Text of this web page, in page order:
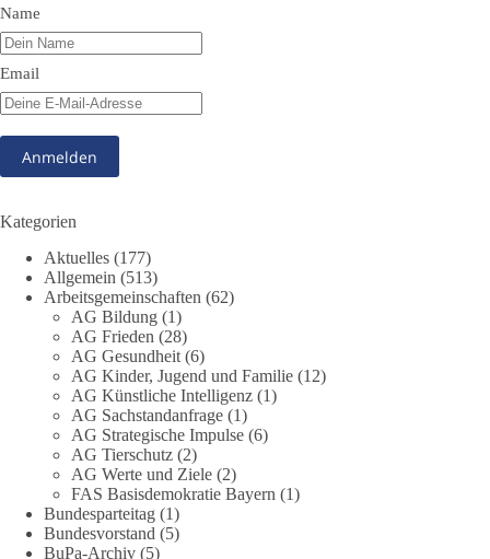
👉 Teile diesen Beitrag, bevor die nächste Staffel wieder so
🤝 Jetzt Mitglied werden:
#dieBasis #Meme #Plandemie
DieBasis
1 Tag zuvor
Stimmen der dieBasis – heute mit dem „Demokratie-Bestatter“
Die Energiewende ist bisher kein Erfolg, sondern ein teures,
ineffizientes Unterfangen. Dies belegt eine Auswertung der
NZZ, wonach die Energiewende den Strom nicht billiger,
sondern teurer gemacht hat.
Quelle: https://www.nzz.ch/der-andere-blick/fehlschlag-
energiewende-warum-deutschland-trotz-rekordausbau-von-
wind-und-sonnenkraft-weniger-strom-erzeugt-ld.10006607
Name
Email
Kategorien
Aktuelles (177)
Allgemein (513)
Arbeitsgemeinschaften (62)
AG Bildung (1)
AG Frieden (28)
AG Gesundheit (6)
AG Kinder, Jugend und Familie (12)
AG Künstliche Intelligenz (1)
AG Sachstandanfrage (1)
AG Strategische Impulse (6)
AG Tierschutz (2)
AG Werte und Ziele (2)
FAS Basisdemokratie Bayern (1)
Bundesparteitag (1)
Bundesvorstand (5)
BuPa-Archiv (5)